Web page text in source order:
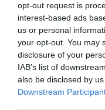
opt-out request is
interest-based ads
us or personal
your opt-out. You may
disclosure of your
IAB’s list of
also be disclosed by
Downstream
Η ανωνυμία είναι το
Σχόλια 0